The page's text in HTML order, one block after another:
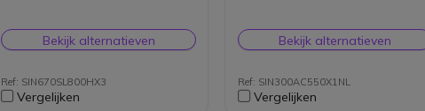
Power over Ethernet (PoE)
Compatibel met alle
Gigaset SL800H PRO
Te gebruiken met Gigaset PRO
basis stations
Bekijk alternatieven
Ref: SIN670SL800HX3
Vergelijken
headset-aansluiting
Telefoonboek met 200
bediening
Geschikt voor
Gigaset N300A IP
Tot 6 SIP accounts in te stellen
Bekijk alternatieven
Ref: SIN300AC550X1NL
Vergelijken